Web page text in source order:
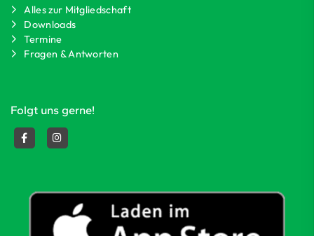
Alles zur Mitgliedschaft
Downloads
Termine
Fragen & Antworten
Folgt uns gerne!